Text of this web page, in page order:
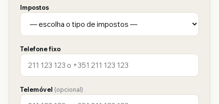
Impostos
Telefone fixo
Telemóvel (opcional)